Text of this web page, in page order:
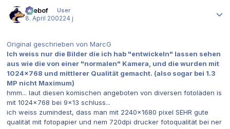
beebof
User
8. April 200224 j
Original geschrieben von MarcG
Ich weiss nur die Bilder die ich hab "entwickeln" lassen sehen
aus wie die von einer "normalen" Kamera, und die wurden mit
1024x768 und mittlerer Qualität gemacht. (also sogar bei 1.3
MP nicht Maximum)
hmm... laut diesen komischen angeboten von diversen fotoläden is
mit 1024x768 bei 9x13 schluss...
ich weiss zumindest, dass man mit 2240x1680 pixel SEHR gute
qualität mit fotopapier und nem 720dpi drucker fotoqualität bei ner